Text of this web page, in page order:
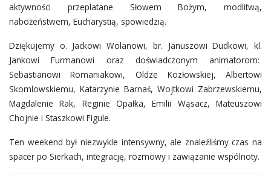
aktywności przeplatane Słowem Bożym, modlitwą,
nabożeństwem, Eucharystią, spowiedzią.
Dziękujemy o. Jackowi Wolanowi, br. Januszowi Dudkowi, kl.
Jankowi Furmanowi oraz doświadczonym animatorom:
Sebastianowi Romaniakowi, Oldze Kozłowskiej, Albertowi
Skomlowskiemu, Katarzynie Barnaś, Wojtkowi Zabrzewskiemu,
Magdalenie Rak, Reginie Opałka, Emilii Wąsacz, Mateuszowi
Chojnie i Staszkowi Figule.
Ten weekend był niezwykle intensywny, ale znaleźliśmy czas na
spacer po Sierkach, integrację, rozmowy i zawiązanie wspólnoty.